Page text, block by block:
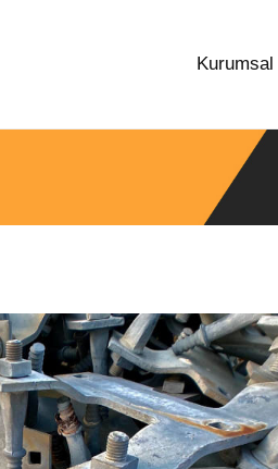
Kurumsal